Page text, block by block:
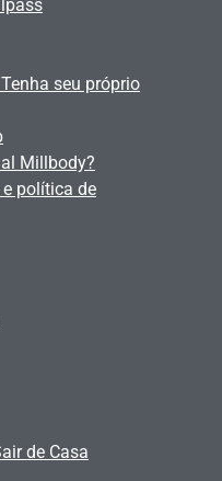
seu próprio
Millbody?
política de
de Casa